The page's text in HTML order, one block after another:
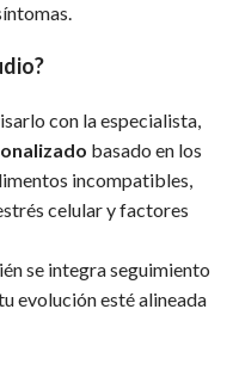
con la especialista,
basado en los
incompatibles,
celular y factores
se integra seguimiento
evolución esté alineada